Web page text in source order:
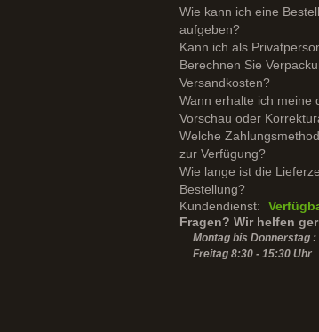
Wie kann ich eine
aufgeben?
Kann ich als
Berechnen Sie
Versandkosten?
Wann erhalte ich meine
Vorschau oder
Welche
zur Verfügung?
Wie lange ist die
Bestellung?
Kundendienst:
Fragen? Wir helfen
Montag bis Donnerstag
Freitag 8:30 - 15:30 Uhr